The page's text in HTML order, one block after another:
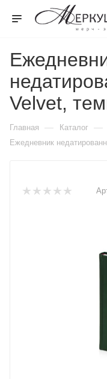
Velvet,
Главная — Каталог —
Ежедневник